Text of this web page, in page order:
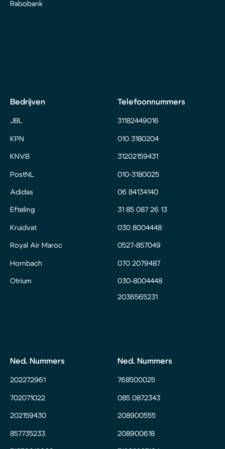
Rabobank
Bedrijven
JBL
KPN
KNVB
PostNL
Adidas
Efteling
Kruidvat
Royal Air Maroc
Hornbach
Otrium
Telefoonnummers
31182449016
010 3180204
31202159431
010-3180025
06 84134140
31 85 087 26 13
030 8004448
0527-857049
070 2079487
030-8004448
2036565231
Ned. Nummers
202272961
702071022
202159430
857735233
Ned. Nummers
768500025
085 0872343
208900555
208900618